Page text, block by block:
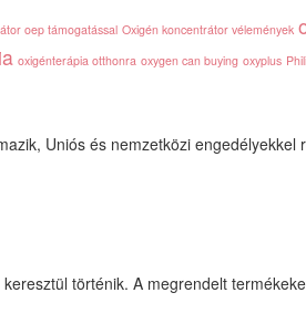
oep támogatással Oxigén koncentrátor vélemények
oxigénterápia otthonra oxygen can buying oxyplus
Uniós és nemzetközi engedélyekkel
történik. A megrendelt